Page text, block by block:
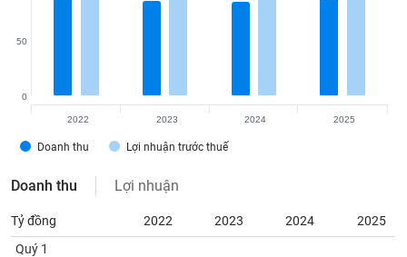
Doanh thu Lợi nhuận trước thuế
0
50
2022 2023 2024 2025
Doanh thu Lợi nhuận
Tỷ đồng 2022 2023 2024
2025
Quý 1